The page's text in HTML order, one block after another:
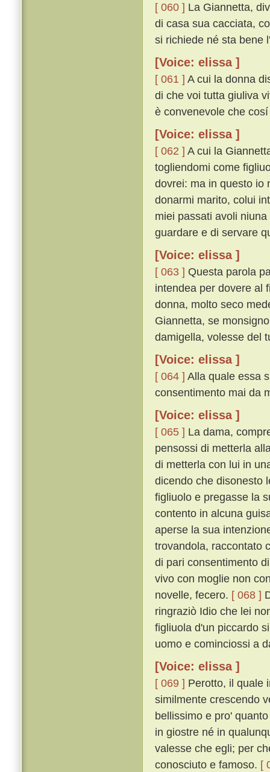
[ 060 ] La Giannetta,
di casa sua cacciata,
si richiede né sta bene
[Voice: elissa ]
[ 061 ] A cui la donna
di che voi tutta giuliva
è convenevole che
[Voice: elissa ]
[ 062 ] A cui la
togliendomi come
dovrei: ma in questo io
donarmi marito, colui
miei passati avoli
guardare e di servare
[Voice: elissa ]
[ 063 ] Questa parola
intendea per dovere al
donna, molto seco
Giannetta, se
damigella, volesse del
[Voice: elissa ]
[ 064 ] Alla quale essa
consentimento mai da
[Voice: elissa ]
[ 065 ] La dama,
pensossi di metterla
di metterla con lui in
dicendo che disonesto
figliuolo e pregasse la
contento in alcuna
aperse la sua
trovandola, raccontato
di pari consentimento
vivo con moglie non
novelle, fecero. [ 068 ]
ringraziò Idio che lei
figliuola d'un piccardo
uomo e cominciossi a
[Voice: elissa ]
[ 069 ] Perotto, il quale
similmente crescendo
bellissimo e pro'
in giostre né in
valesse che egli; per
conosciuto e famoso. [